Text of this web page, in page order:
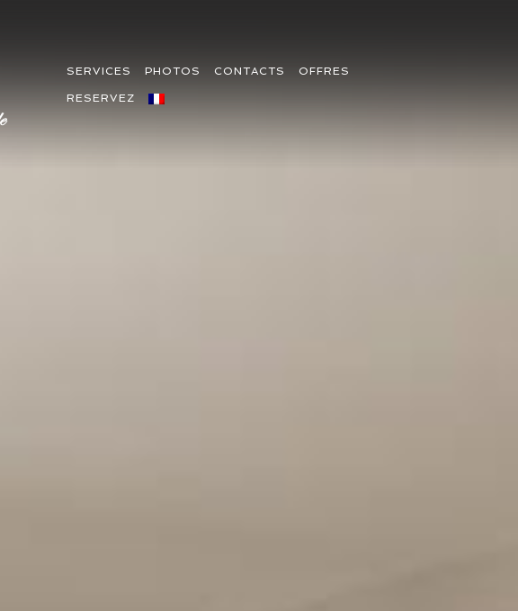
SERVICES PHOTOS CONTACTS OFFRES
RESERVEZ